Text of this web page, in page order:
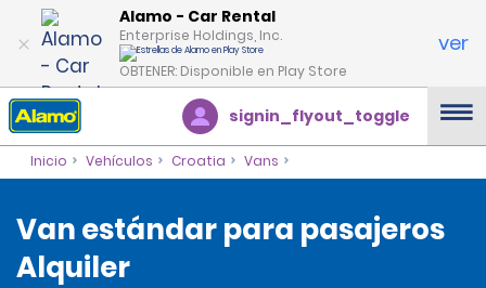
Alamo - Car Rental
Enterprise Holdings, Inc.
OBTENER: Disponible en Play Store
ver
signin_flyout_toggle
Inicio Vehículos Croatia Vans
Van estándar para pasajeros
Alquiler